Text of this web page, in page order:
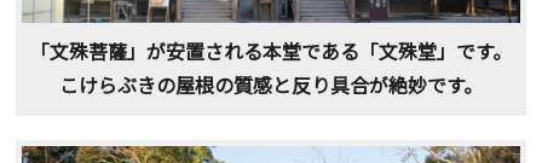
「文殊菩薩」が安置される本堂である「文殊堂」です。
こけらぶきの屋根の質感と反り具合が絶妙です。